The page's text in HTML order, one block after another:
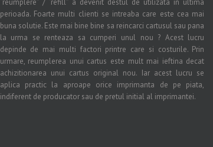
“reumplere” / “refill” a devenit destul de utilizata in ultima
perioada. Foarte multi clienti se intreaba care este cea mai
buna solutie. Este mai bine bine sa reincarci cartusul sau pana
la urma se renteaza sa cumperi unul nou ? Acest lucru
depinde de mai multi factori printre care si costurile. Prin
urmare, reumplerea unui cartus este mult mai ieftina decat
achizitionarea unui cartus original nou. Iar acest lucru se
aplica practic la aproape orice imprimanta de pe piata,
indiferent de producator sau de pretul initial al imprimantei.